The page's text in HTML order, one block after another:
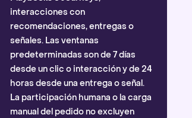
interacciones con
recomendaciones, entregas o
señales. Las ventanas
predeterminadas son de 7 días
desde un clic o interacción y de 24
horas desde una entrega o señal.
La participación humana o la carga
manual del pedido no excluyen